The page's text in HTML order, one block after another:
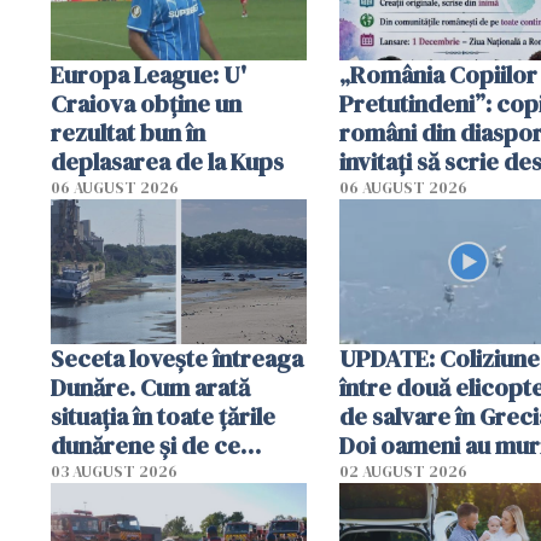
Europa League: U'
Craiova obține un
rezultat bun în
deplasarea de la Kups
06 AUGUST 2026
„România
Pretutindeni”:
români din
invitați să scrie
România într-un
06 AUGUST 2026
Seceta lovește întreaga
Dunăre. Cum arată
situația în toate țările
dunărene și de ce
România resimte
efectele, deși a plouat
în iulie
03 AUGUST 2026
UPDATE: Coliziune
între două
de salvare în
Doi oameni au
02 AUGUST 2026